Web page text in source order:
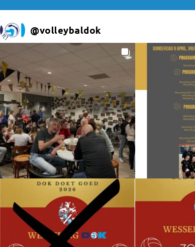
@volleybaldok